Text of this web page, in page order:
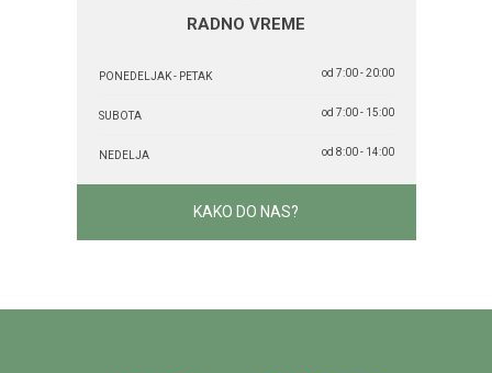
RADNO VREME
PONEDELJAK - PETAK od 7:00 - 20:00
SUBOTA od 7:00 - 15:00
NEDELJA od 8:00 - 14:00
KAKO DO NAS?